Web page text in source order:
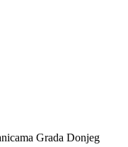
Grada Donjeg